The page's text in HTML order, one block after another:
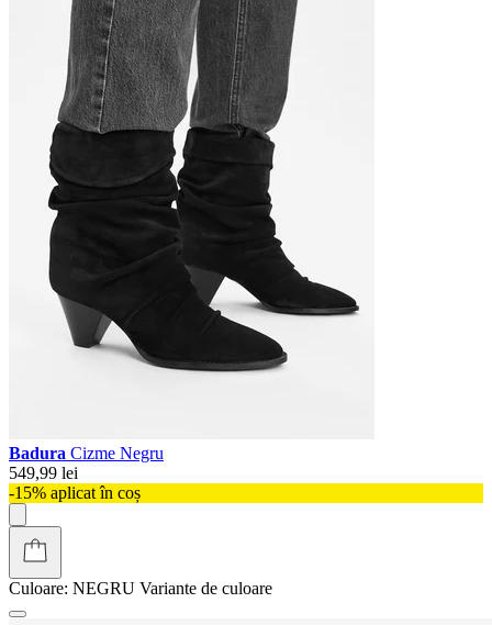
Badura Cizme Negru
549,99 lei
-15% aplicat în coș
Culoare: NEGRU Variante de culoare